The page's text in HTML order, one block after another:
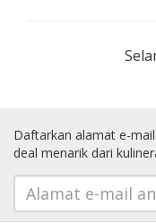
Daftarkan alamat e-
deal menarik dari